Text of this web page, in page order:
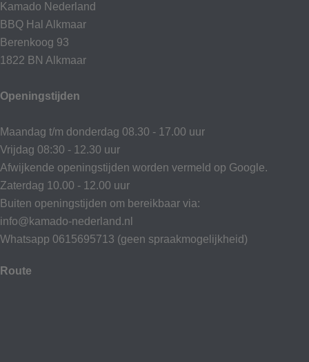
Kamado Nederland
BBQ Hal Alkmaar
Berenkoog 93
1822 BN Alkmaar
Openingstijden
Maandag t/m donderdag 08.30 - 17.00 uur
Vrijdag 08:30 - 12.30 uur
Afwijkende openingstijden worden vermeld op Google.
Zaterdag 10.00 - 12.00 uur
Buiten openingstijden om bereikbaar via:
info@kamado-nederland.nl
Whatsapp 0615695713 (geen spraakmogelijkheid)
Route